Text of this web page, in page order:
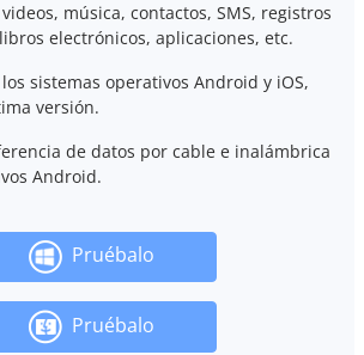
música, contactos, SMS, registros
electrónicos, aplicaciones, etc.
sistemas operativos Android y iOS,
versión.
de datos por cable e inalámbrica
Android.
Pruébalo
Pruébalo